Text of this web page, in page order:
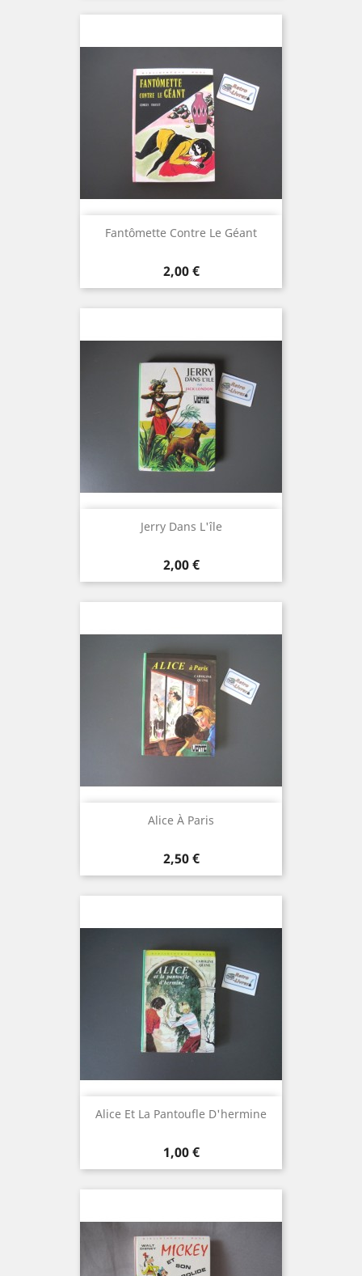
Fantômette Contre Le Géant
Prix
2,00 €
Jerry Dans L'île
Prix
2,00 €
Alice À Paris
Prix
2,50 €
Alice Et La Pantoufle D'hermine
Prix
1,00 €